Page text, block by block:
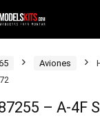
Aviones
– A-4F